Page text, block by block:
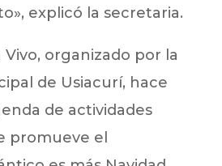
explicó la secretaria.
Vivo, organizado por la
de Usiacurí, hace
de actividades
promueve el